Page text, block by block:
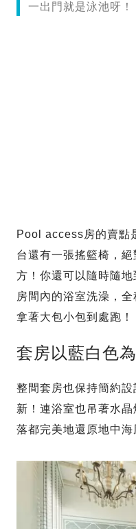
一出門就是泳池呀！
Pool access房的賣點
台還有一張搖籃椅，
方！你還可以隨時隨
房間內的浴室洗澡，
拿著大包小包到處跑！
套房以藍白色
整間套房也保持簡約
新！連浴室也吊著水
落都完美地還原地中海